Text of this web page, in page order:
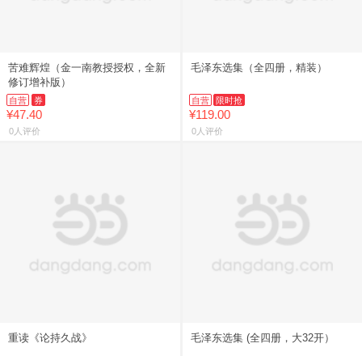
苦难辉煌（金一南教授授权，全新
修订增补版）
自营 券
¥47.40
0人评价
毛泽东选集（全四册，精装）
自营 限时抢
¥119.00
0人评价
重读《论持久战》 毛泽东选集 (全四册，大32开）